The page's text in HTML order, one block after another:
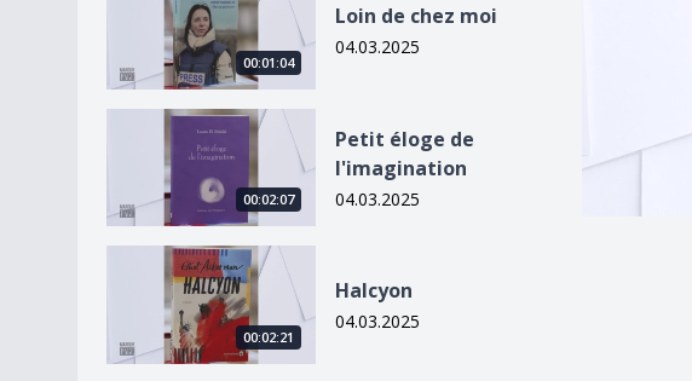
00:01:04
Loin de chez moi
04.03.2025
Petit éloge de l&#039;imagination
00:02:07
Petit éloge de
l'imagination
04.03.2025
Halcyon
00:02:21
Halcyon
04.03.2025